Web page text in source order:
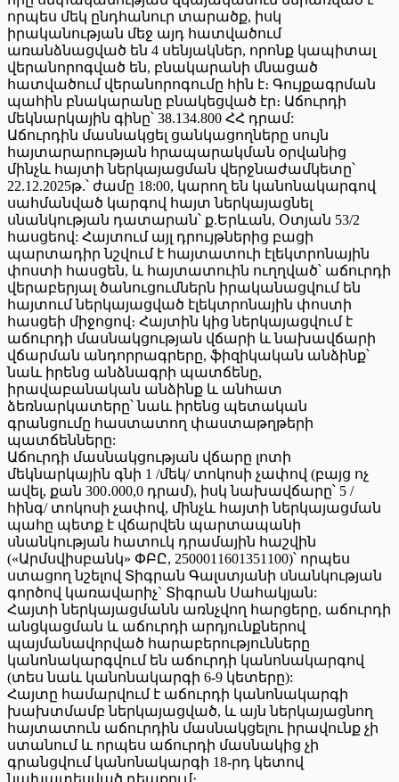
որպես մեկ ընդհանուր տարածք, իսկ
իրականության մեջ այդ հատվածում
առանձնացված են 4 սենյակներ, որոնք կապիտալ
վերանորոգված են, բնակարանի մնացած
հատվածում վերանորոգումը հին է։ Գույքագրման
պահին բնակարանը բնակեցված էր։ Աճուրդի
մեկնարկային գինը՝ 38.134.800 ՀՀ դրամ:
Աճուրդին մասնակցել ցանկացողները սույն
հայտարարության հրապարակման օրվանից
մինչև հայտի ներկայացման վերջնաժամկետը՝
22.12.2025թ.՝ ժամը 18:00, կարող են կանոնակարգով
սահմանված կարգով հայտ ներկայացնել
սնանկության դատարան՝ ք.Երևան, Օտյան 53/2
հասցեով: Հայտում այլ դրույթներից բացի
պարտադիր նշվում է հայտատուի էլեկտրոնային
փոստի հասցեն, և հայտատուին ուղղված՝ աճուրդի
վերաբերյալ ծանուցումներն իրականացվում են
հայտում ներկայացված էլեկտրոնային փոստի
հասցեի միջոցով։ Հայտին կից ներկայացվում է
աճուրդի մասնակցության վճարի և նախավճարի
վճարման անդորրագրերը, ֆիզիկական անձինք՝
նաև իրենց անձնագրի պատճենը,
իրավաբանական անձինք և անհատ
ձեռնարկատերը՝ նաև իրենց պետական
գրանցումը հաստատող փաստաթղթերի
պատճենները:
Աճուրդի մասնակցության վճարը լոտի
մեկնարկային գնի 1 /մեկ/ տոկոսի չափով (բայց ոչ
ավել, քան 300․000,0 դրամ), իսկ նախավճարը՝ 5 /
հինգ/ տոկոսի չափով, մինչև հայտի ներկայացման
պահը պետք է վճարվեն պարտապանի
սնանկության հատուկ դրամային հաշվին
(«Արմսվիսբանկ» ՓԲԸ, 2500011601351100)՝ որպես
ստացող նշելով Տիգրան Գալստյանի սնանկության
գործով կառավարիչ` Տիգրան Սահակյան:
Հայտի ներկայացմանն առնչվող հարցերը, աճուրդի
անցկացման և աճուրդի արդյունքներով
պայմանավորված հարաբերությունները
կանոնակարգվում են աճուրդի կանոնակարգով
(տես նաև կանոնակարգի 6-9 կետերը):
Հայտը համարվում է աճուրդի կանոնակարգի
խախտմամբ ներկայացված, և այն ներկայացնող
հայտատուն աճուրդին մասնակցելու իրավունք չի
ստանում և որպես աճուրդի մասնակից չի
գրանցվում կանոնակարգի 18-րդ կետով
նախատեսված դեպքում։